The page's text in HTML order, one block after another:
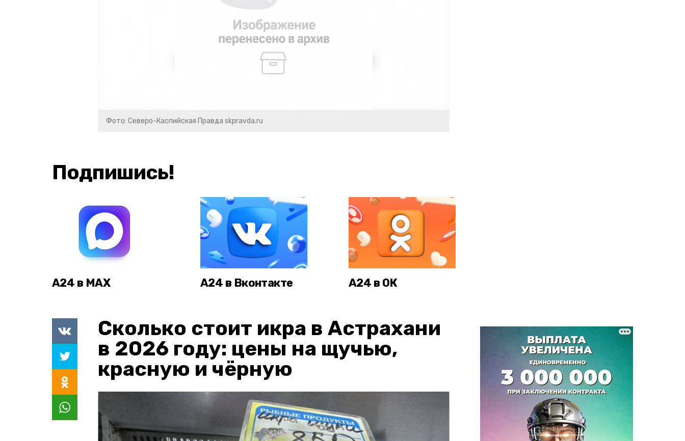
Фото: Северо-Каспийская Правда skpravda.ru
Подпишись!
А24 в MAX А24 в Вконтакте А24 в ОК
Сколько стоит икра в Астрахани
в 2026 году: цены на щучью,
красную и чёрную